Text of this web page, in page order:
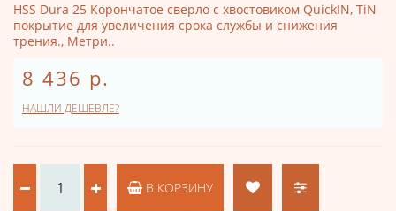
HSS Dura 25 Корончатое сверло с хвостовиком QuickIN, TiN
покрытие для увеличения срока службы и снижения
трения., Метри..
8 436 р.
НАШЛИ ДЕШЕВЛЕ?
В КОРЗИНУ